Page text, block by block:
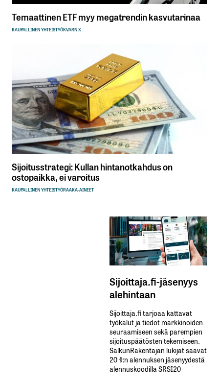
Temaattinen ETF myy megatrendin kasvutarinaa
KAUPALLINEN YHTEISTYÖKVARN X
Sijoitusstrategi: Kullan hintanotkahdus on
ostopaikka, ei varoitus
KAUPALLINEN YHTEISTYÖRAAKA-AINEET
Sijoittaja.fi-jäsenyys
alehintaan
Sijoittaja.fi tarjoaa kattavat
työkalut ja tiedot markkinoiden
seuraamiseen sekä parempien
sijoituspäätösten tekemiseen.
SalkunRakentajan lukijat saavat
20 %:n alennuksen jäsenyydestä
alennuskoodilla SRSI20